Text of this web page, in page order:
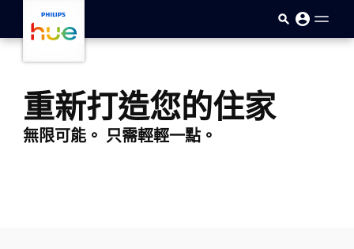
重新打造您的住家
無限可能。 只需輕輕一點。